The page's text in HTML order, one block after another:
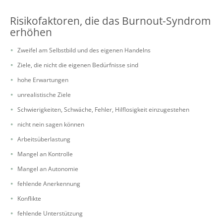
Risikofaktoren, die das Burnout-Syndrom
erhöhen
Zweifel am Selbstbild und des eigenen Handelns
Ziele, die nicht die eigenen Bedürfnisse sind
hohe Erwartungen
unrealistische Ziele
Schwierigkeiten, Schwäche, Fehler, Hilflosigkeit einzugestehen
nicht nein sagen können
Arbeitsüberlastung
Mangel an Kontrolle
Mangel an Autonomie
fehlende Anerkennung
Konflikte
fehlende Unterstützung